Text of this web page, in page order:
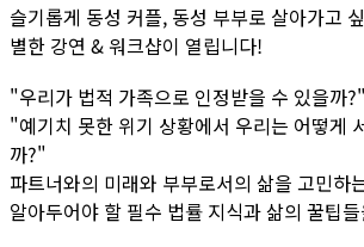
슬기롭게 동성 커플, 동성 부부로 살아가고
별한 강연 & 워크샵이 열립니다!
"우리가 법적 가족으로 인정받을 수 있을까?"
"예기치 못한 위기 상황에서 우리는 어떻게
까?"
파트너와의 미래와 부부로서의 삶을 고민하
알아두어야 할 필수 법률 지식과 삶의 꿀팁